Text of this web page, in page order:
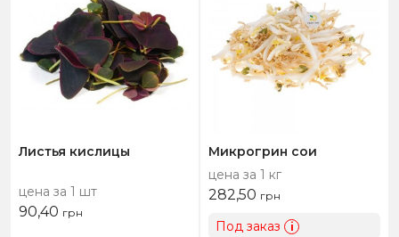
Листья кислицы
цена за 1 шт
90,40 грн
Микрогрин сои
цена за 1 кг
282,50 грн
Под заказ i